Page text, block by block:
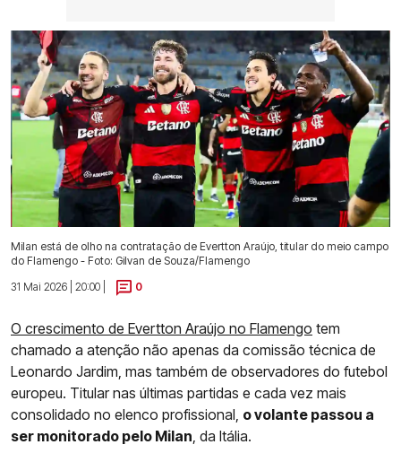
Milan está de olho na contratação de Evertton Araújo, titular do meio campo
do Flamengo - Foto: Gilvan de Souza/Flamengo
31 Mai 2026 | 20:00 |
0
O crescimento de Evertton Araújo no Flamengo tem
chamado a atenção não apenas da comissão técnica de
Leonardo Jardim, mas também de observadores do futebol
europeu. Titular nas últimas partidas e cada vez mais
consolidado no elenco profissional, o volante passou a
ser monitorado pelo Milan , da Itália.